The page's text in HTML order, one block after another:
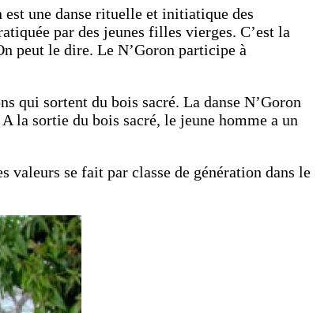
une danse rituelle et initiatique des
par des jeunes filles vierges. C’est la
peut le dire. Le N’Goron participe à
qui sortent du bois sacré. La danse N’Goron
la sortie du bois sacré, le jeune homme a un
valeurs se fait par classe de génération dans le